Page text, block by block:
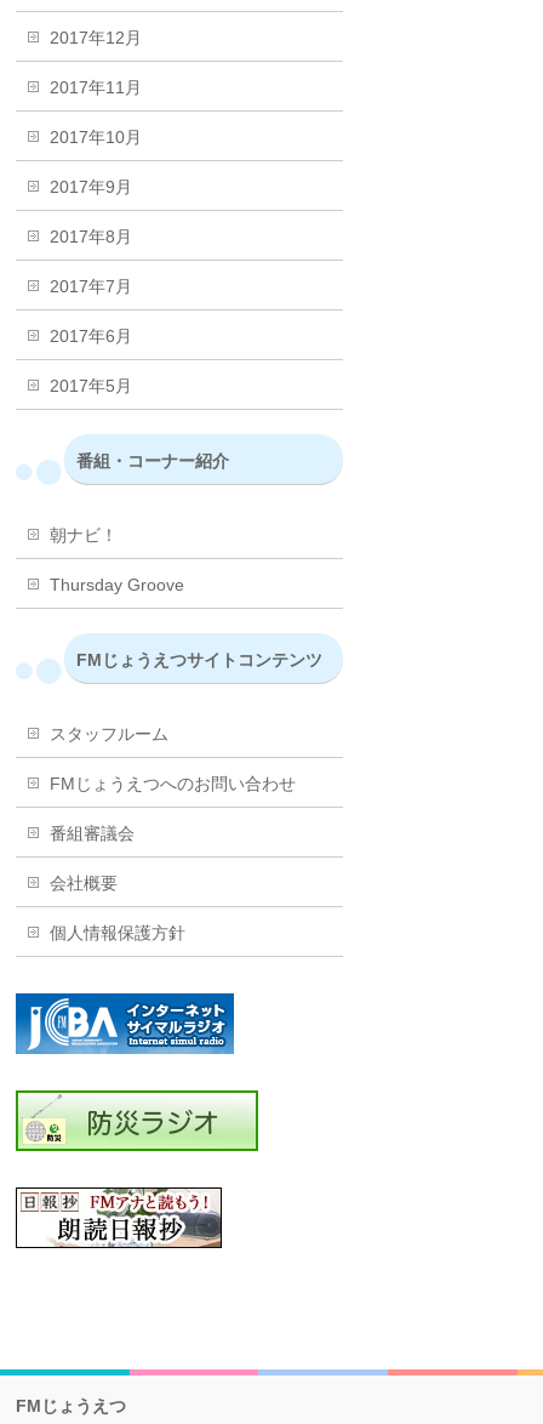
2017年12月
2017年11月
2017年10月
2017年9月
2017年8月
2017年7月
2017年6月
2017年5月
番組・コーナー紹介
朝ナビ！
Thursday Groove
FMじょうえつサイトコンテンツ
スタッフルーム
FMじょうえつへのお問い合わせ
番組審議会
会社概要
個人情報保護方針
FMじょうえつ